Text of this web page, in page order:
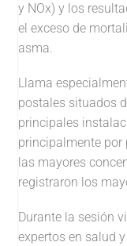
y NOx) y los
el exceso de
asma.
Llama
postales situados
principales
principalmente por
las mayores
registraron los
Durante la sesión
expertos en salud